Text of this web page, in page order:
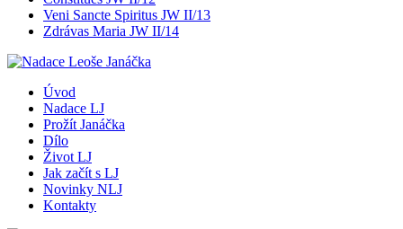
Veni Sancte Spiritus JW II/13
Zdrávas Maria JW II/14
Úvod
Nadace LJ
Prožít Janáčka
Dílo
Život LJ
Jak začít s LJ
Novinky NLJ
Kontakty